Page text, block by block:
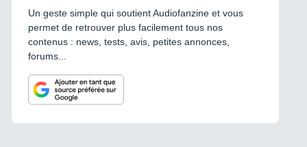
Un geste simple qui soutient Audiofanzine et vous
permet de retrouver plus facilement tous nos
contenus : news, tests, avis, petites annonces,
forums...